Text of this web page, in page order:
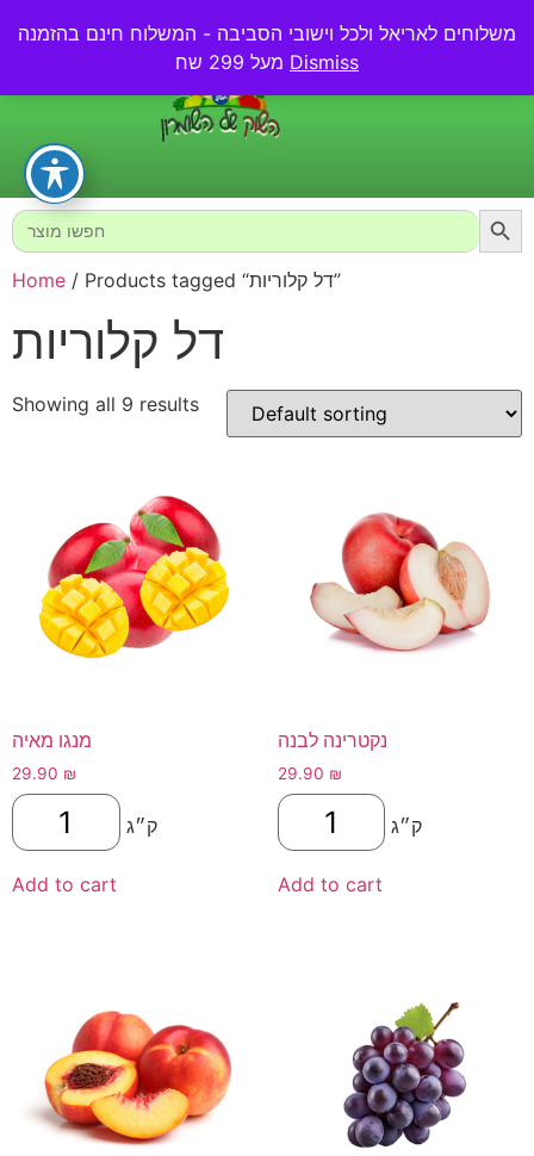
משלוחים לאריאל ולכל וישובי הסביבה - המשלוח חינם בהזמנה
Dismiss
0.00₪
Search
for:
Home / Products tagged “דל קלוריות”
דל קלוריות
Showing all 9 results
מנגו מאיה
29.90 ₪
ק״ג
Add to cart
נקטרינה לבנה
29.90 ₪
ק״ג
Add to cart